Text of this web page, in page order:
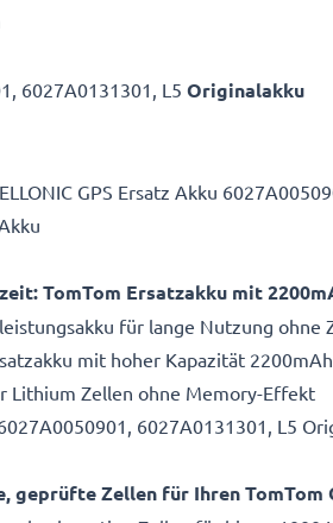
6027A0131301, L5 Originalakku
GPS Ersatz Akku
TomTom Ersatzakku mit
für lange Nutzung ohne
mit hoher Kapazität 2200mAh
Lithium Zellen ohne Memory-Effekt
6027A0131301, L5
geprüfte Zellen für Ihren TomTom